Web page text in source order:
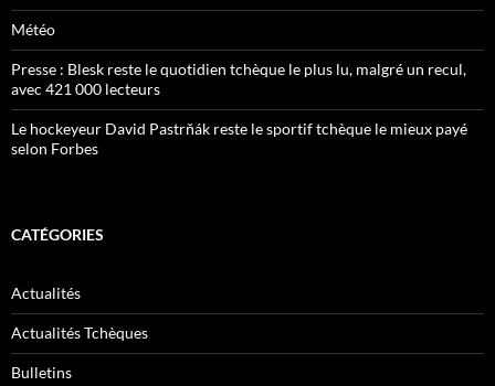
Météo
Presse : Blesk reste le quotidien tchèque le plus lu, malgré un recul,
avec 421 000 lecteurs
Le hockeyeur David Pastrňák reste le sportif tchèque le mieux payé
selon Forbes
CATÉGORIES
Actualités
Actualités Tchèques
Bulletins